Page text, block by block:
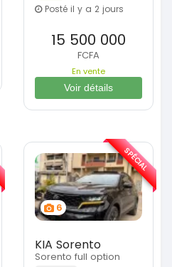
Posté il y a 2 jours
15 500 000
FCFA
En vente
Voir détails
6
KIA Sorento
Sorento full option
SPÉCIAL